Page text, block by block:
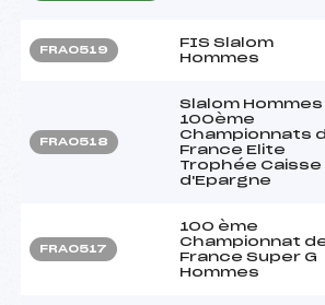
FRA0519
FIS Slalom
Hommes
FRA0518
Slalom Hommes
100ème
Championnats
France Elite
Trophée Caisse
d'Epargne
FRA0517
100 ème
Championnat
France Super G
Hommes